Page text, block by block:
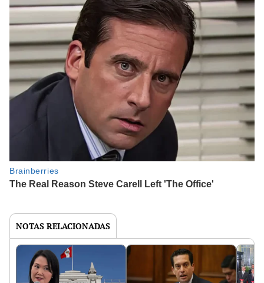
NOTAS RELACIONADAS